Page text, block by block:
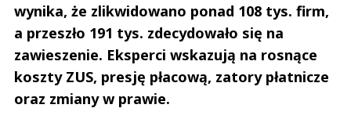
wynika, że zlikwidowano ponad 108 tys. firm,
a przeszło 191 tys. zdecydowało się na
zawieszenie. Eksperci wskazują na rosnące
koszty ZUS, presję płacową, zatory płatnicze
oraz zmiany w prawie.